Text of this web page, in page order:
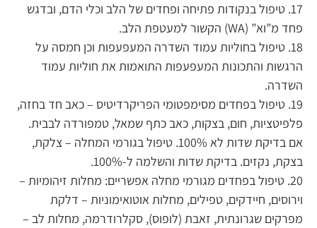
17. טיפול בנקודות פתיחה ופחדים של הלב וכלי הדם, ובדגש
פחד מ”וא” (WA) הקשור למעטפת הלב.
18. טיפול בחוליות עמוד השדרה המעפעפות וכן חמסה על
הרגשות והתכונות המעפעפות התואמות את חוליות עמוד
השדרה.
19. טיפול בפחדים מסימפטומי הפריקרדיטיס – כאב חד בחזה,
פלפיטציות, חום, בצקות, כאב כתף שמאל, טמפורדה לבבית.
אם בדיקת שדות לא 100%. טיפול בגורמי המחלה – צלקת,
בצקת, נקזים. בדיקת שדות והשלמה ל-100%.
20. טיפול בפחדים מגורמי מחלה אפשריים: מחלות זיהומיות –
וירוסים, חיידקים, טפילים, מחלות אוטואימוניות – דלקת
מפרקים שגרונתית, זאבת (לופוס), סקלרודרמה, מחלות לב –